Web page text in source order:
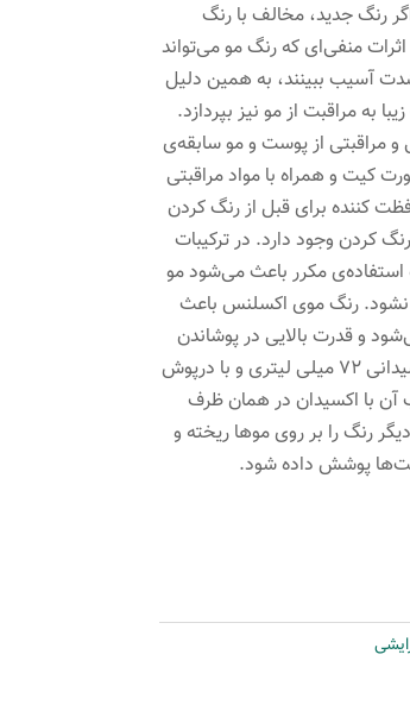
رنگ جدید، مخالف با رنگ
منفی‌ای که رنگ مو می‌تواند
آسیب ببینند، به همین دلیل
به مراقبت از مو نیز بپردازد.
مراقبتی از پوست و مو سابقه‌ی
کیت و همراه با مواد مراقبتی
کننده برای قبل از رنگ کردن
کردن وجود دارد. در ترکیبات
استفاده‌ی مکرر باعث می‌شود مو
نشود. رنگ موی اکسلنس باعث
می‌شود و قدرت بالایی در پوشاندن
موهای سفید دارد. کیت رنگ موی اورآل دارای اکسیدانی 72 میلی لیتری و با درپوش
آن با اکسیدان در همان ظرف
رنگ را بر روی موها ریخته و
پوشش داده شود.